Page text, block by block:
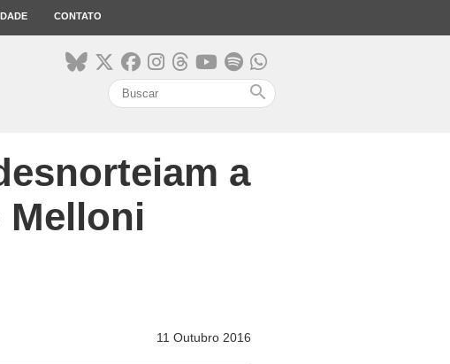
CONTATO
search
a
11 Outubro 2016